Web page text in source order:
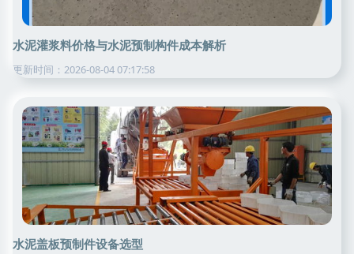
水泥灌浆料价格与水泥预制构件成本解析
更新时间：2026-08-04 07:17:58
水泥盖板预制件设备选型